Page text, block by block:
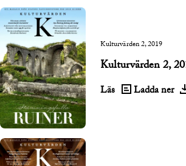
Kulturvärden 2, 2019
Kulturvärden 2,
Läs Ladda ner